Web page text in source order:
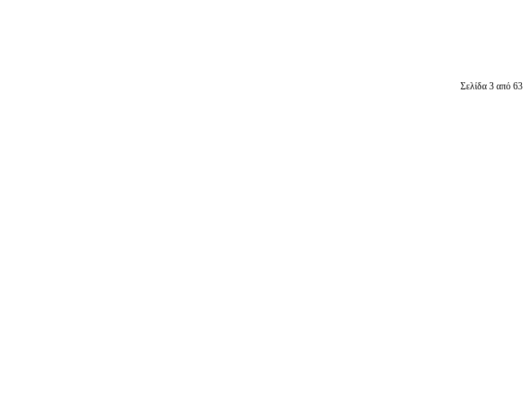
Σελίδα 3 από 63